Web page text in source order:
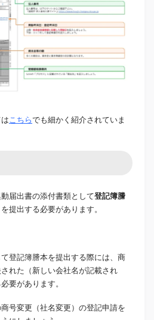
こちらでも細かく紹介されていま
届出書の添付書類として登記簿謄
を提出する必要があります。
登記簿謄本を提出する際には、商
れた（新しい会社名が記載され
要があります。
号変更（社名変更）の登記申請を